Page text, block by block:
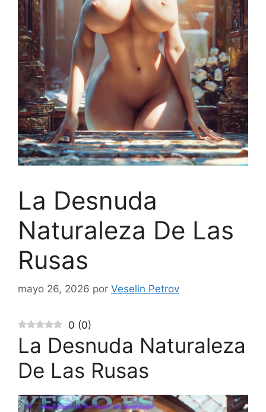
La Desnuda
Naturaleza De Las
Rusas
mayo 26, 2026 por Veselin Petrov
0 (0)
La Desnuda Naturaleza
De Las Rusas